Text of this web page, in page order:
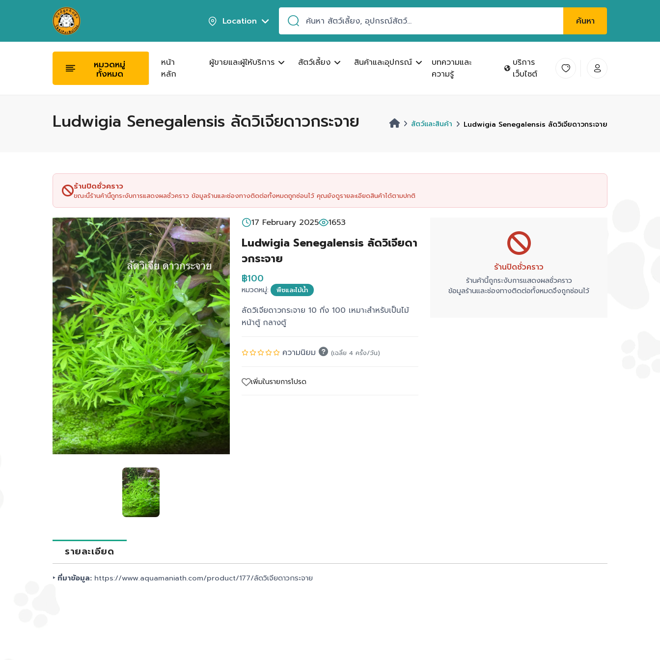
Location ค้นหา
หมวดหมู่
ทั้งหมด
หน้า
หลัก
ผู้ขายและผู้ให้บริการ สัตว์เลี้ยง สินค้าและอุปกรณ์
บทความและ
ความรู้
บริการ
เว็บไซต์
Ludwigia Senegalensis ลัดวิเจียดาวกระจาย สัตว์และสินค้า Ludwigia Senegalensis ลัดวิเจียดาวกระจาย
ร้านปิดชั่วคราว
ขณะนี้ร้านค้านี้ถูกระงับการแสดงผลชั่วคราว ข้อมูลร้านและช่องทางติดต่อทั้งหมดถูกซ่อนไว้ คุณยังดูรายละเอียดสินค้าได้ตามปกติ
17 February 2025 1653
Ludwigia Senegalensis ลัดวิเจียดา
วกระจาย
฿100
หมวดหมู่: พืชและไม้น้ำ
ลัดวิเจียดาวกระจาย 10 กิ่ง 100 เหมาะสำหรับเป็นไม้
หน้าตู้ กลางตู้
ความนิยม (เฉลี่ย 4 ครั้ง/วัน)
เพิ่มในรายการโปรด
ร้านปิดชั่วคราว
ร้านค้านี้ถูกระงับการแสดงผลชั่วคราว
ข้อมูลร้านและช่องทางติดต่อทั้งหมดจึงถูกซ่อนไว้
รายละเอียด
‣ ที่มาข้อมูล:https://www.aquamaniath.com/product/177/ลัดวิเจียดาวกระจาย